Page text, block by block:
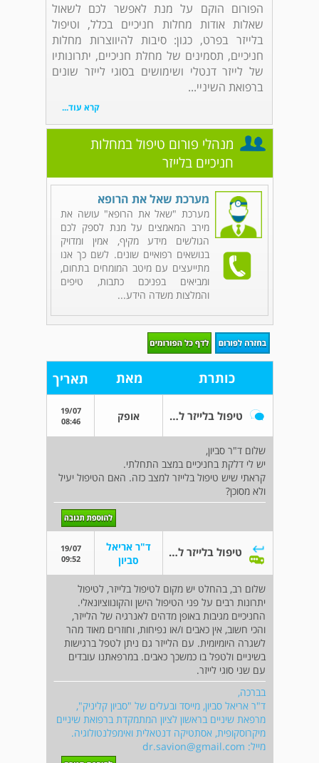
הפורום הוקם על מנת לאפשר לכם לשאול
שאלות אודות מחלות חניכיים בכלל, וטיפול
בלייזר בפרט, כגון: סיבות להיווצרות מחלות
חניכיים, תסמינים של מחלת חניכיים, יתרונותיו
של לייזר דנטלי ושימושים בסוגי לייזר שונים
ברפואת השיניי...
קרא עוד...
מנהלי פורום טיפול במחלות
חניכיים בלייזר
מערכת שאל את הרופא
מערכת "שאל את הרופא" עושה את
מירב המאמצים על מנת לספק לכם
הגולשים מידע מקיף, אמין ומדויק
בנושאים רפואיים שונים. לשם כך אנו
מתייעצים עם מיטב המומחים בתחום,
ומביאים בפניכם כתבות, טיפים
והמלצות משדה הידע...
כותרת מאת תאריך
טיפול בלייזר לדלקת חניכיים אופק
19/07
08:46
שלום ד"ר סביון,
יש לי דלקת בחניכיים במצב התחלתי.
קראתי שיש טיפול בלייזר למצב כזה. האם הטיפול יעיל
ולא מסוכן?
טיפול בלייזר לדלקת חניכיים
ד"ר אריאל
סביון
19/07
09:52
שלום רב, בהחלט יש מקום לטיפול בלייזר, לטיפול
יתרונות רבים על פני הטיפול הישן והקונווציונאלי.
החניכיים מגיבות באופן מדהים לאנרגיה של הלייזר,
והכי חשוב, אין כאבים ו/או נפיחות, וחוזרים מאוד מהר
לשגרה היומיומית. עם הלייזר גם ניתן לטפל ברגישות
בשיניים ולטפל בו כמשכך כאבים. במרפאתנו עובדים
עם שני סוגי לייזר.
בברכה,
ד"ר אריאל סביון, מייסד ובעלים של "סביון קליניק",
מרפאת שיניים בראשון לציון המתמקדת ברפואת שיניים
מיקרוסקופית, אסתטיקה דנטאלית ואימפלנטולוגיה.
מייל: dr.savion@gmail.com